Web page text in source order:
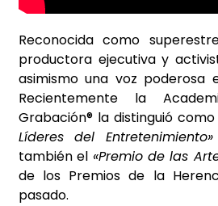
Reconocida como
productora ejecutiva y
asimismo una voz poderosa
Recientemente la
Grabación® la distinguió
Líderes del Entretenimiento»
también el «Premio de las
de los Premios de la
pasado.